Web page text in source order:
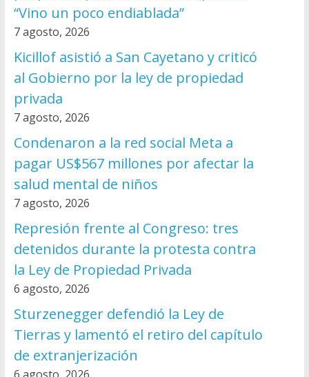
“Vino un poco endiablada”
7 agosto, 2026
Kicillof asistió a San Cayetano y criticó
al Gobierno por la ley de propiedad
privada
7 agosto, 2026
Condenaron a la red social Meta a
pagar US$567 millones por afectar la
salud mental de niños
7 agosto, 2026
Represión frente al Congreso: tres
detenidos durante la protesta contra
la Ley de Propiedad Privada
6 agosto, 2026
Sturzenegger defendió la Ley de
Tierras y lamentó el retiro del capítulo
de extranjerización